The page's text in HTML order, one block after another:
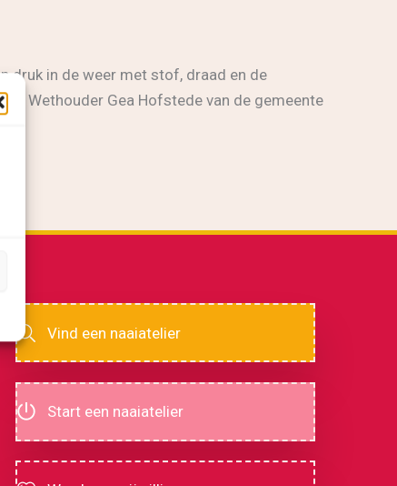
druk in de weer met stof, draad en de
Wethouder Gea Hofstede van de gemeente
Vind een naaiatelier
Start een naaiatelier